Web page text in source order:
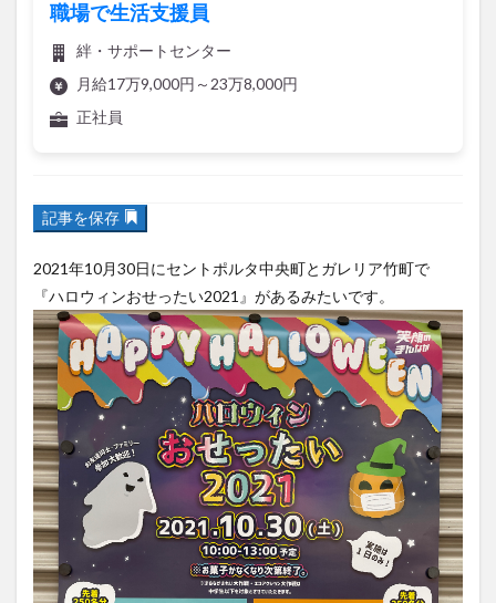
職場で生活支援員
絆・サポートセンター
月給17万9,000円～23万8,000円
正社員
2021年10月30日にセントポルタ中央町とガレリア竹町で
『ハロウィンおせったい2021』があるみたいです。
スタバ
セレクトショップ
チキンカレー
テイクアウト
トキハ本店
ハロウィン
ハンバーガー
ハンバーグ
フルーツ
ホーバークラフト
ミヤマキリシマ
ラクテンチ
ラバーダック
ランチ ラーメン
リニューアル
リンクスクエア
レトロ
レンタサイクル
中央町
中津市 中華料理 九重町
休業
佐伯市
佐伯市ランチ 佐賀関
体験レポ
保護猫
催事 公園 冬 初詣
別府
別府市
別府観光 古国府
古物
古着
台湾料理 和定食 和菓子
和食
国東市
地獄めぐり 城島高原パーク
壁画
夏祭り
外貨両替機
大分みなと祭り